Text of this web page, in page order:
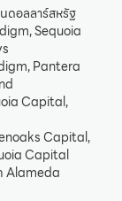
ดอลลาร์สหรัฐ
Sequoia
Pantera
Capital,
Capital,
Capital
Alameda